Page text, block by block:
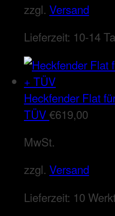
zzgl. Versand
Lieferzeit: 10-14
Heckfender Flat
TÜV€619,00
MwSt.
zzgl. Versand
Lieferzeit: 10